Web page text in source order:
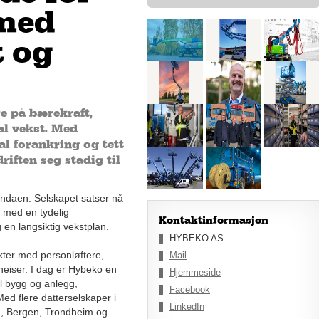
og
på bærekraft,
vekst. Med
forankring og tett
seg stadig til
Selskapet satser nå
en tydelig
langsiktig vekstplan.
med personløftere,
I dag er Hybeko en
og anlegg,
flere datterselskaper i
Bergen, Trondheim og
Kontaktinformasjon
HYBEKO AS
Mail
Hjemmeside
Facebook
LinkedIn